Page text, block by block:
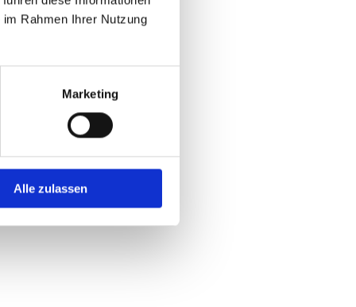
Rahmen Ihrer Nutzung
Marketing
Alle zulassen